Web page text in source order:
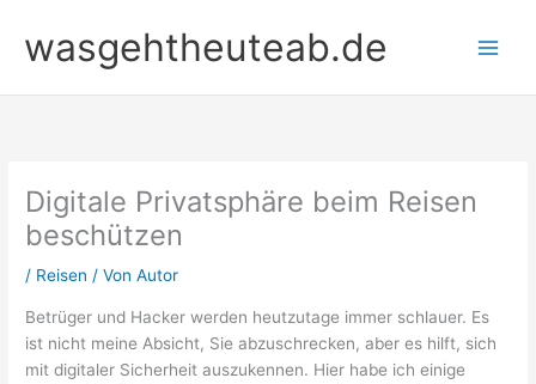
Inhalt
springen
wasgehtheuteab.de
Digitale Privatsphäre beim Reisen
beschützen
/ Reisen / VonAutor
Betrüger und Hacker werden heutzutage immer schlauer. Es
ist nicht meine Absicht, Sie abzuschrecken, aber es hilft, sich
mit digitaler Sicherheit auszukennen. Hier habe ich einige